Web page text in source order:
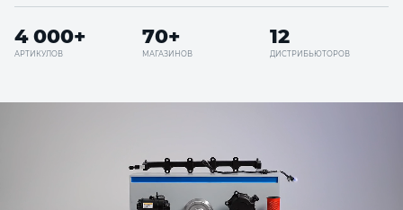
4 000+
АРТИКУЛОВ
70+
МАГАЗИНОВ
12
ДИСТРИБЬЮТОРОВ